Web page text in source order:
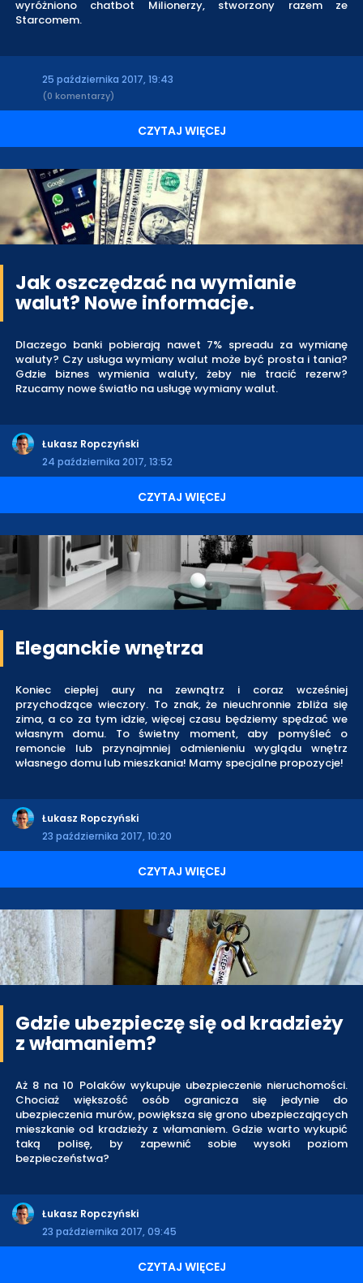
wyróżniono chatbot Milionerzy, stworzony razem ze
Starcomem.
25 października 2017, 19:43
(0 komentarzy)
CZYTAJ WIĘCEJ
Jak oszczędzać na wymianie
walut? Nowe informacje.
Dlaczego banki pobierają nawet 7% spreadu za wymianę
waluty? Czy usługa wymiany walut może być prosta i tania?
Gdzie biznes wymienia waluty, żeby nie tracić rezerw?
Rzucamy nowe światło na usługę wymiany walut.
Łukasz Ropczyński
24 października 2017, 13:52
CZYTAJ WIĘCEJ
Eleganckie wnętrza
Koniec ciepłej aury na zewnątrz i coraz wcześniej
przychodzące wieczory. To znak, że nieuchronnie zbliża się
zima, a co za tym idzie, więcej czasu będziemy spędzać we
własnym domu. To świetny moment, aby pomyśleć o
remoncie lub przynajmniej odmienieniu wyglądu wnętrz
własnego domu lub mieszkania! Mamy specjalne propozycje!
Łukasz Ropczyński
23 października 2017, 10:20
CZYTAJ WIĘCEJ
Gdzie ubezpieczę się od kradzieży
z włamaniem?
Aż 8 na 10 Polaków wykupuje ubezpieczenie nieruchomości.
Chociaż większość osób ogranicza się jedynie do
ubezpieczenia murów, powiększa się grono ubezpieczających
mieszkanie od kradzieży z włamaniem. Gdzie warto wykupić
taką polisę, by zapewnić sobie wysoki poziom
bezpieczeństwa?
Łukasz Ropczyński
23 października 2017, 09:45
CZYTAJ WIĘCEJ